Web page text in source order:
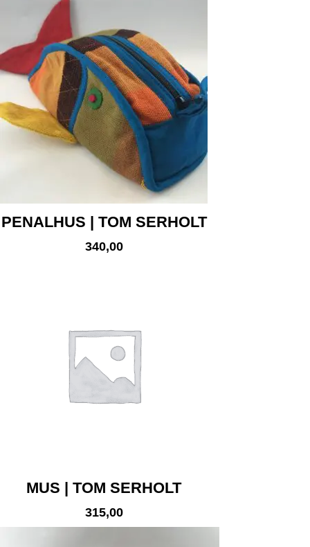
PENALHUS | TOM SERHOLT
340,00
MUS | TOM SERHOLT
315,00